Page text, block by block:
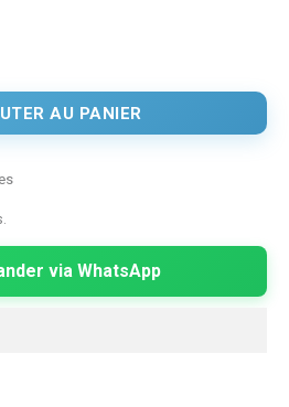
AU PANIER
via WhatsApp